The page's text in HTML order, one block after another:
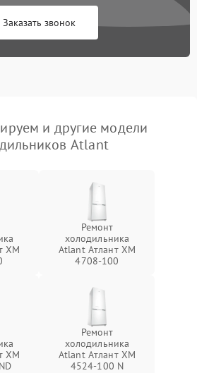
Заказать звонок
и другие модели
Atlant
XM
Ремонт
холодильника
Atlant Атлант XM
4708-100
ХМ
Ремонт
холодильника
Atlant Атлант ХМ
4524-100 N